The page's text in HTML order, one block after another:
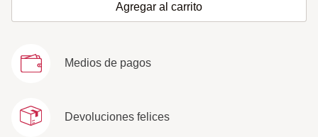
Agregar al carrito
Medios de pagos
Devoluciones felices